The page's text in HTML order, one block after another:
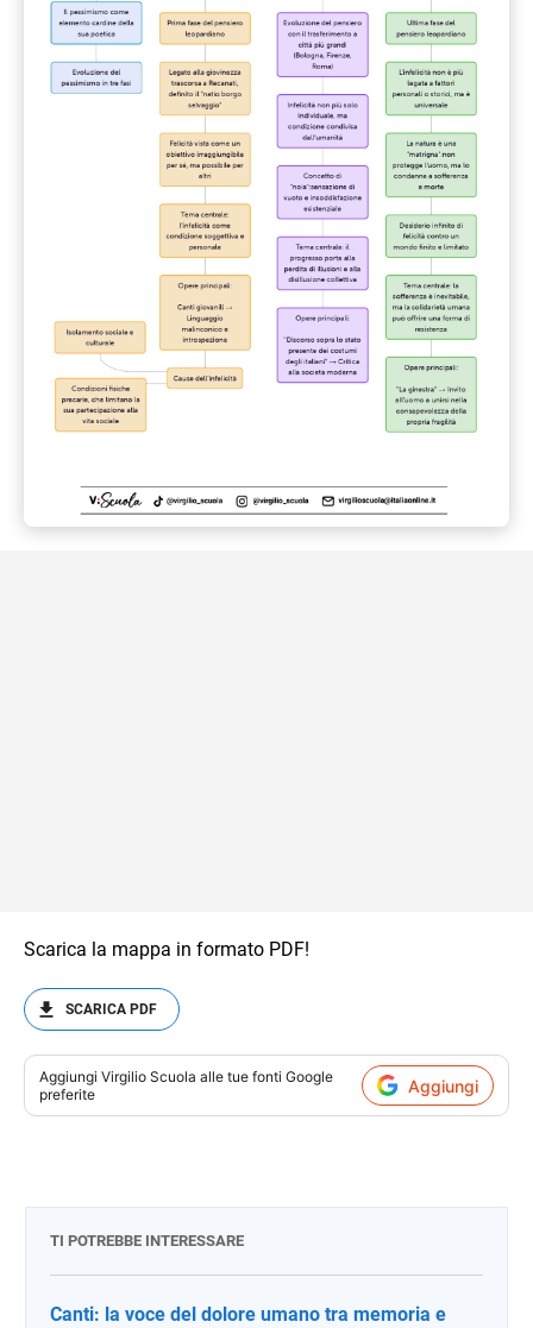
Scarica la mappa in formato PDF!
SCARICA PDF
Aggiungi Virgilio Scuola alle tue fonti Google
preferite
Aggiungi
TI POTREBBE INTERESSARE
Canti: la voce del dolore umano tra memoria e